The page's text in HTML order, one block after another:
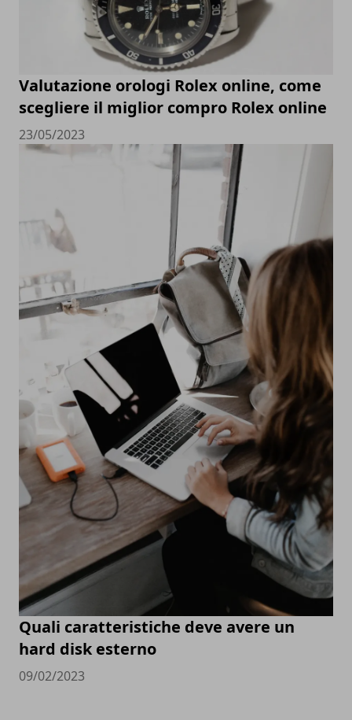
Valutazione orologi Rolex online, come
scegliere il miglior compro Rolex online
23/05/2023
Quali caratteristiche deve avere un
hard disk esterno
09/02/2023